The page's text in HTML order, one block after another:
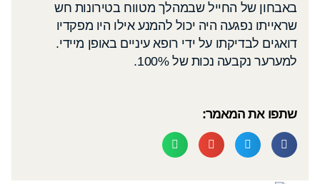
באבחון של החייל שבמהלך מטווח בטירונות חש
שראייתו נפגעה היה יכול להמנע אילו היו מפקדיו
דואגים לבדיקתו על ידי רופא עיניים באופן מיידי.
למערער נקבעה נכות של 100%.
שתפו את המאמר: